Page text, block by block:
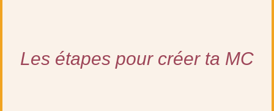
Les étapes pour créer ta MC